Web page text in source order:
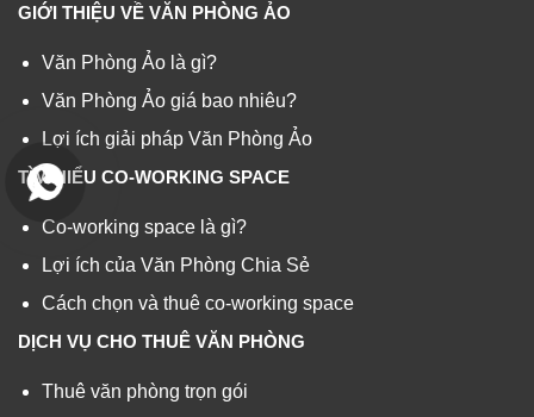
GIỚI THIỆU VỀ VĂN PHÒNG ẢO
Văn Phòng Ảo là gì?
Văn Phòng Ảo giá bao nhiêu?
Lợi ích giải pháp Văn Phòng Ảo
TÌM HIỂU CO-WORKING SPACE
Co-working space là gì?
Lợi ích của Văn Phòng Chia Sẻ
Cách chọn và thuê co-working space
DỊCH VỤ CHO THUÊ VĂN PHÒNG
Thuê văn phòng trọn gói